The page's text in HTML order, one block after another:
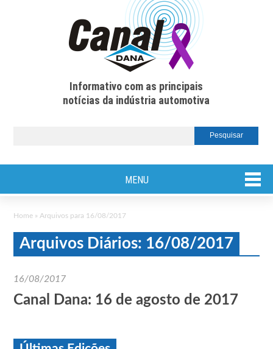
Informativo com as principais
notícias da indústria automotiva
MENU
Home » Arquivos para 16/08/2017
Arquivos Diários: 16/08/2017
16/08/2017
Canal Dana: 16 de agosto de 2017